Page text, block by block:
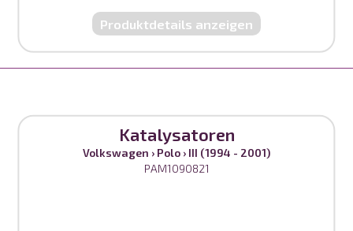
Produktdetails anzeigen
Katalysatoren
Volkswagen › Polo › III (1994 - 2001)
PAM1090821